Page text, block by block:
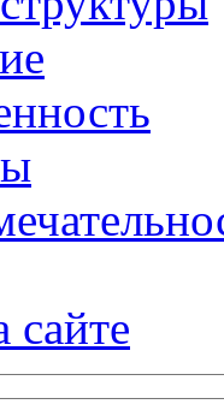
сайте